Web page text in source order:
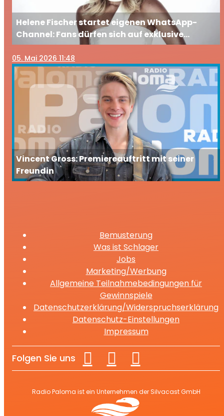
Helene Fischer startet eigenen WhatsApp-
Channel: Fans dürfen sich auf exklusive
Einblicke freuen
05. Mai 2026 11:48
Vincent Gross: Premiereauftritt mit seiner
Freundin
Bemusterung
Was ist Schlager
Jobs
Marketing/Werbung
Allgemeine Teilnahmebedingungen für
Gewinnspiele
Datenschutzerklärung/Widerspruchserklärung
Datenschutz-Einstellungen
Impressum
Folgen Sie uns
Radio Paloma ist ein Unternehmen der Silvacast GmbH